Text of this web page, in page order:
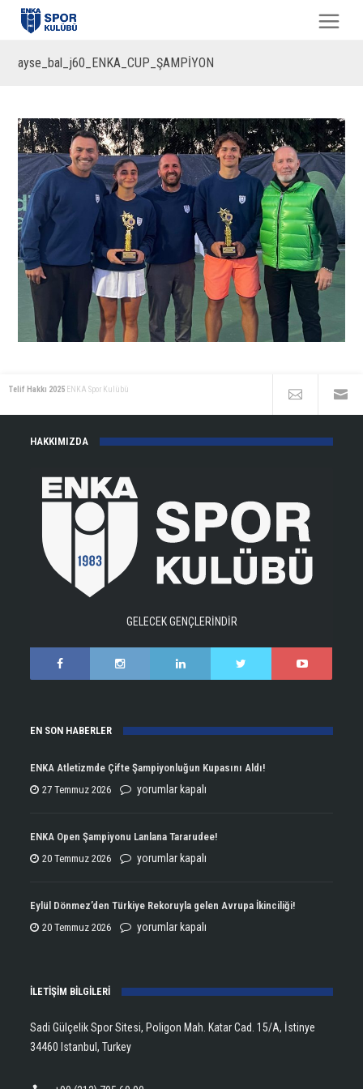
ayse_bal_j60_ENKA_CUP_ŞAMPİYON
Telif Hakkı 2025 ENKA Spor Kulübü
HAKKIMIZDA
GELECEK GENÇLERİNDİR
EN SON HABERLER
ENKA Atletizmde Çifte Şampiyonluğun Kupasını Aldı!
27 Temmuz 2026
ENKA
Çifte
Şampiyonluğun
yorumlar kapalı
ENKA Open Şampiyonu Lanlana Tararudee!
20 Temmuz 2026
ENKA
Şampiyonu
Lanlana
yorumlar kapalı
Eylül Dönmez’den Türkiye Rekoruyla gelen Avrupa İkinciliği!
20 Temmuz 2026
Eylül
Rekoruyla
Avrupa
yorumlar kapalı
İLETİŞİM BİLGİLERİ
Sadi Gülçelik Spor Sitesi, Poligon Mah. Katar Cad. 15/A, İstinye
34460 Istanbul, Turkey